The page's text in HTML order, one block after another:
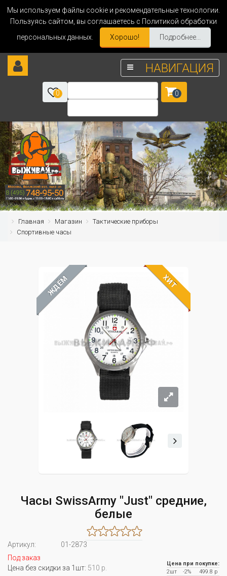
Мы используем файлы cookie и рекомендательные технологии.
Пользуясь сайтом, вы соглашаетесь с Политикой обработки
персональных данных.
Хорошо! Подробнее...
НАВИГАЦИЯ
0 0
Главная Магазин
Тактические приборы
Спортивные часы
ЖДЁМ ХИТ
Часы SwissArmy "Just" средние,
белые
Артикул:
01-2873
Под заказ
Цена без скидки за 1шт: 510 р.
Цена при покупке:
2шт
-2%
499.8 р